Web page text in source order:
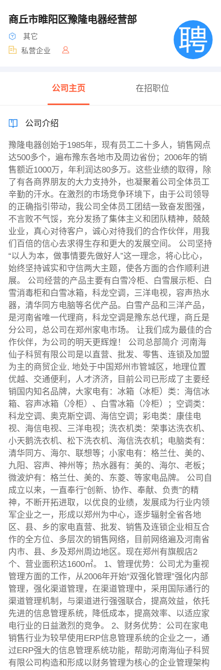
商丘市睢阳区豫隆电器经营部
其它
私营企业
公司主页 在招职位
公司介绍
豫隆电器创始于1985年，现有员工二十多人，销售网点
达500多个，遍布豫东各地市及周边省份；2006年的销
售额近1000万，年利润达80多万。这些业绩的取得，除
了有各商界朋友的大力支持外，也凝聚着公司全体员工
辛勤的汗水。在激烈的市场竞争环境下，由于公司领导
的正确指引带动，我公司全体员工团结一致奋发图强，
不言败不气馁，充分发扬了集体主义和团队精神，兢兢
业业，真心对待客户，诚心对待我们的合作伙伴，用我
们百倍的信心去求得生存和更大的发展空间。 公司坚持
“以人为本，做事情要先做好人”这一理念，将心比心，
始终坚持诚实和守信两大主题，使各方面的合作顺利进
展。 公司经营的产品主要有白雪冷柜、白雪展示柜、白
雪消毒柜和白雪冰箱，科龙空调，三洋电视，容声热水
器，清华同方电脑等名优产品。白雪产品和三洋产品，
是河南省唯一代理商，科龙空调是豫东总代理，商丘是
分公司，总公司在郑州家电市场。 让我们成为最佳的合
作伙伴，为公司的明天更辉煌！ 公司总部简介 河南海
仙子科贸有限公司是以直营、批发、零售、连锁及加盟
为主的商贸企业, 地处于中国郑州市管城区，地理位置
优越、交通便利，人才济济，目前公司已形成了主要经
销国内知名品牌，大家电有：冰箱（冰柜）类：海信冰
箱、容声冰箱（冷柜）、白雪冰箱（冷柜）；空调类：
科龙空调、奥克斯空调、海信空调；彩电类：康佳电
视、海信电视、三洋电视；洗衣机类：荣事达洗衣机、
小天鹅洗衣机、松下洗衣机、海信洗衣机；电脑类有：
清华同方、海尔、联想等；小家电有：格兰仕、美的、
九阳、容声、神州等；热水器有：美的、海尔、老板；
微波炉有：格兰仕、美的、东菱、等家电品牌。 公司自
成立以来，一直奉行“创新、协作、奉献、负责”的精
神，不断开拓进取，以优良的业绩，发展成为行业内领
军企业之一，形成以郑州为中心，逐步辐射全省各地
区、县、乡的家电直营、批发、销售及连锁企业相互合
作的全方位、多层次的销售网络，目前网络遍及河南省
内市、县、乡及郑州周边地区。现在郑州有旗舰店2
个、营业面积达1600㎡。 1、管理优势：公司尤为重视
管理方面的工作，从2006年开始“双强化管理”强化内部
管理，强化渠道管理，在渠道管理中，采用国际通行的
渠道管理机制，与渠道进行强强联合，提高效益，依托
先进的信息管理系统，降低成本，提高效率、以适应家
电行业的日益激烈的竞争。 2、财务优势：公司在家电
销售行业为较早使用ERP信息管理系统的企业之一，通
过ERP强大的信息管理系统功能，帮助河南海仙子科贸
有限公司构造和形成以财务管理为核心的企业管理架构